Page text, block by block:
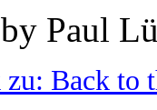
Paul
zu: Back to